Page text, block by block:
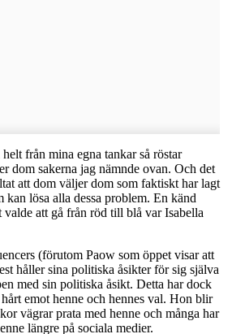
från mina egna tankar så röstar
dom sakerna jag nämnde ovan. Och det
att dom väljer dom som faktiskt har lagt
kan lösa alla dessa problem. En känd
att gå från röd till blå var Isabella
(förutom Paow som öppet visar att
håller sina politiska åsikter för sig själva
med sin politiska åsikt. Detta har dock
emot henne och hennes val. Hon blir
vägrar prata med henne och många har
längre på sociala medier.